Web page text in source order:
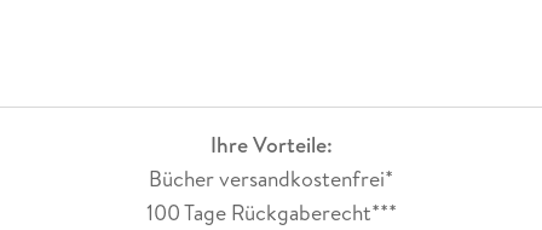
Ihre Vorteile:
Bücher versandkostenfrei*
100 Tage Rückgaberecht***